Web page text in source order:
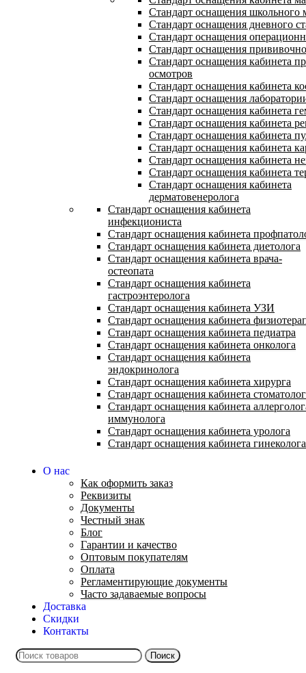
Стандарт оснащения школьного
Стандарт оснащения дневного
Стандарт оснащения
Стандарт оснащения
Стандарт оснащения кабинета
осмотров
Стандарт оснащения кабинета
Стандарт оснащения
Стандарт оснащения кабинета
Стандарт оснащения кабинета
Стандарт оснащения кабинета
Стандарт оснащения кабинета
Стандарт оснащения кабинета
Стандарт оснащения кабинета
Стандарт оснащения кабинета
дерматовенеролога
Стандарт оснащения кабинета
инфекциониста
Стандарт оснащения кабинета
Стандарт оснащения кабинета диетолога
Стандарт оснащения кабинета врача-
остеопата
Стандарт оснащения кабинета
гастроэнтеролога
Стандарт оснащения кабинета УЗИ
Стандарт оснащения кабинета
Стандарт оснащения кабинета педиатра
Стандарт оснащения кабинета онколога
Стандарт оснащения кабинета
эндокринолога
Стандарт оснащения кабинета хирурга
Стандарт оснащения кабинета
Стандарт оснащения кабинета
иммунолога
Стандарт оснащения кабинета уролога
Стандарт оснащения кабинета гинеколога
О нас
Как оформить заказ
Реквизиты
Документы
Честный знак
Блог
Гарантии и качество
Оптовым покупателям
Оплата
Регламентирующие документы
Часто задаваемые вопросы
Доставка
Скидки
Контакты
Поиск